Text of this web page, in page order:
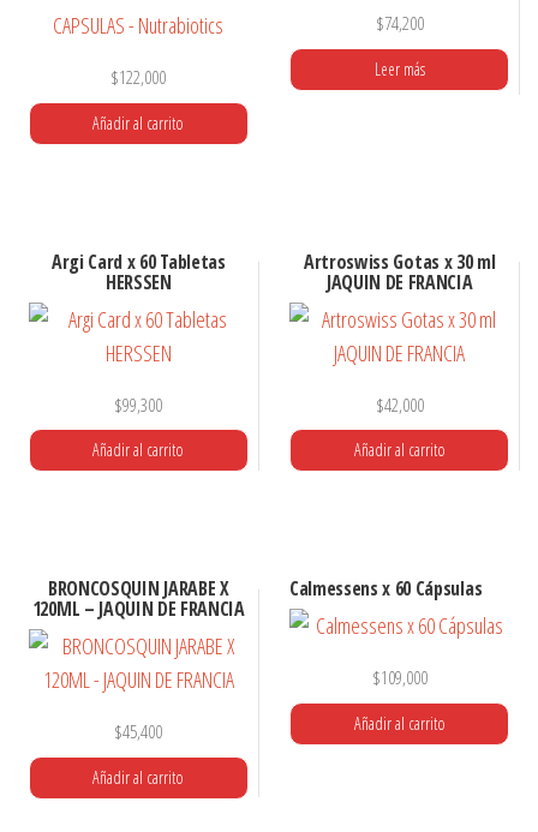
$122,000
Añadir al carrito
$74,200
Leer más
Argi Card x 60 Tabletas
HERSSEN
$99,300
Añadir al carrito
Artroswiss Gotas x 30 ml
JAQUIN DE FRANCIA
$42,000
Añadir al carrito
BRONCOSQUIN JARABE X
120ML – JAQUIN DE FRANCIA
$45,400
Añadir al carrito
Calmessens x 60 Cápsulas
$109,000
Añadir al carrito